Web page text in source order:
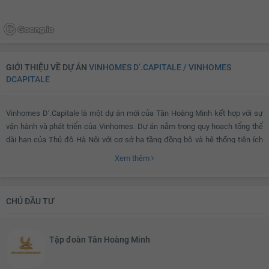
GIỚI THIỆU VỀ DỰ ÁN VINHOMES D’.CAPITALE / VINHOMES
DCAPITALE
Vinhomes D’.Capitale là một dự án mới của Tân Hoàng Minh kết hợp với sự
vận hành và phát triển của Vinhomes. Dự án nằm trong quy hoạch tổng thể
dài hạn của Thủ đô Hà Nội với cơ sở hạ tầng đồng bộ và hệ thống tiện ích
Vinhomes D’.Capitale ở đâu?
Vinhomes D’.Capitale nằm ở vị trí đặc địa trên ngã tư Trần Duy Hưng, Khuất
Duy Tiến, Đại lộ Thăng Long. Nơi đây là một trong những khu vực sầm uất,
Xem thêm
CHỦ ĐẦU TƯ
Tập đoàn Tân Hoàng Minh